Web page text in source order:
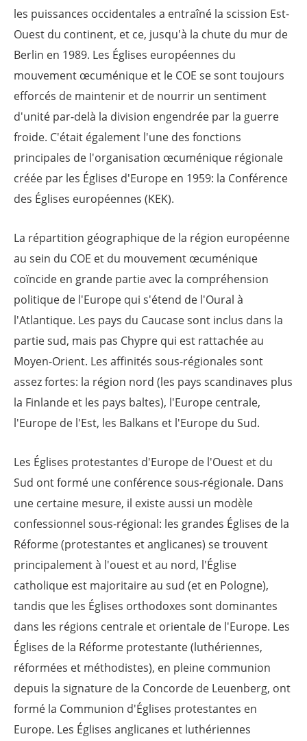
les puissances occidentales a entraîné la scission Est-
Ouest du continent, et ce, jusqu'à la chute du mur de
Berlin en 1989. Les Églises européennes du
mouvement œcuménique et le COE se sont toujours
efforcés de maintenir et de nourrir un sentiment
d'unité par-delà la division engendrée par la guerre
froide. C'était également l'une des fonctions
principales de l'organisation œcuménique régionale
créée par les Églises d'Europe en 1959: la Conférence
des Églises européennes (KEK).
La répartition géographique de la région européenne
au sein du COE et du mouvement œcuménique
coïncide en grande partie avec la compréhension
politique de l'Europe qui s'étend de l'Oural à
l'Atlantique. Les pays du Caucase sont inclus dans la
partie sud, mais pas Chypre qui est rattachée au
Moyen-Orient. Les affinités sous-régionales sont
assez fortes: la région nord (les pays scandinaves plus
la Finlande et les pays baltes), l'Europe centrale,
l'Europe de l'Est, les Balkans et l'Europe du Sud.
Les Églises protestantes d'Europe de l'Ouest et du
Sud ont formé une conférence sous-régionale. Dans
une certaine mesure, il existe aussi un modèle
confessionnel sous-régional: les grandes Églises de la
Réforme (protestantes et anglicanes) se trouvent
principalement à l'ouest et au nord, l'Église
catholique est majoritaire au sud (et en Pologne),
tandis que les Églises orthodoxes sont dominantes
dans les régions centrale et orientale de l'Europe. Les
Églises de la Réforme protestante (luthériennes,
réformées et méthodistes), en pleine communion
depuis la signature de la Concorde de Leuenberg, ont
formé la Communion d'Églises protestantes en
Europe. Les Églises anglicanes et luthériennes